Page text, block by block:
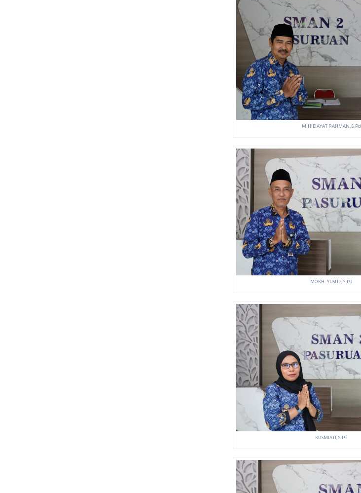
M.HIDAYAT RAHMAN, S.Pd
MOKH. YUSUP, S.Pd
KUSMIATI, S.Pd